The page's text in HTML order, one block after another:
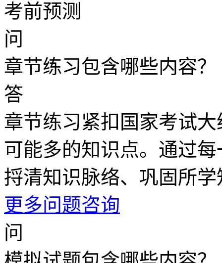
考前预测
问
章节练习包含哪些内容？
答
章节练习紧扣国家考试
可能多的知识点。通过
捋清知识脉络、巩固所学
更多问题咨询
问